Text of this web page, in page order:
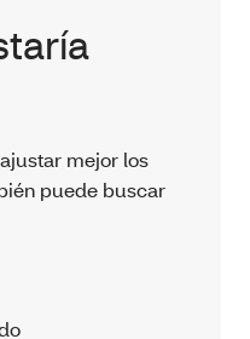
mejor los
puede buscar